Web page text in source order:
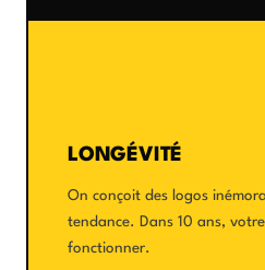
LONGÉVITÉ
On conçoit des logos
tendance. Dans 10 ans,
fonctionner.